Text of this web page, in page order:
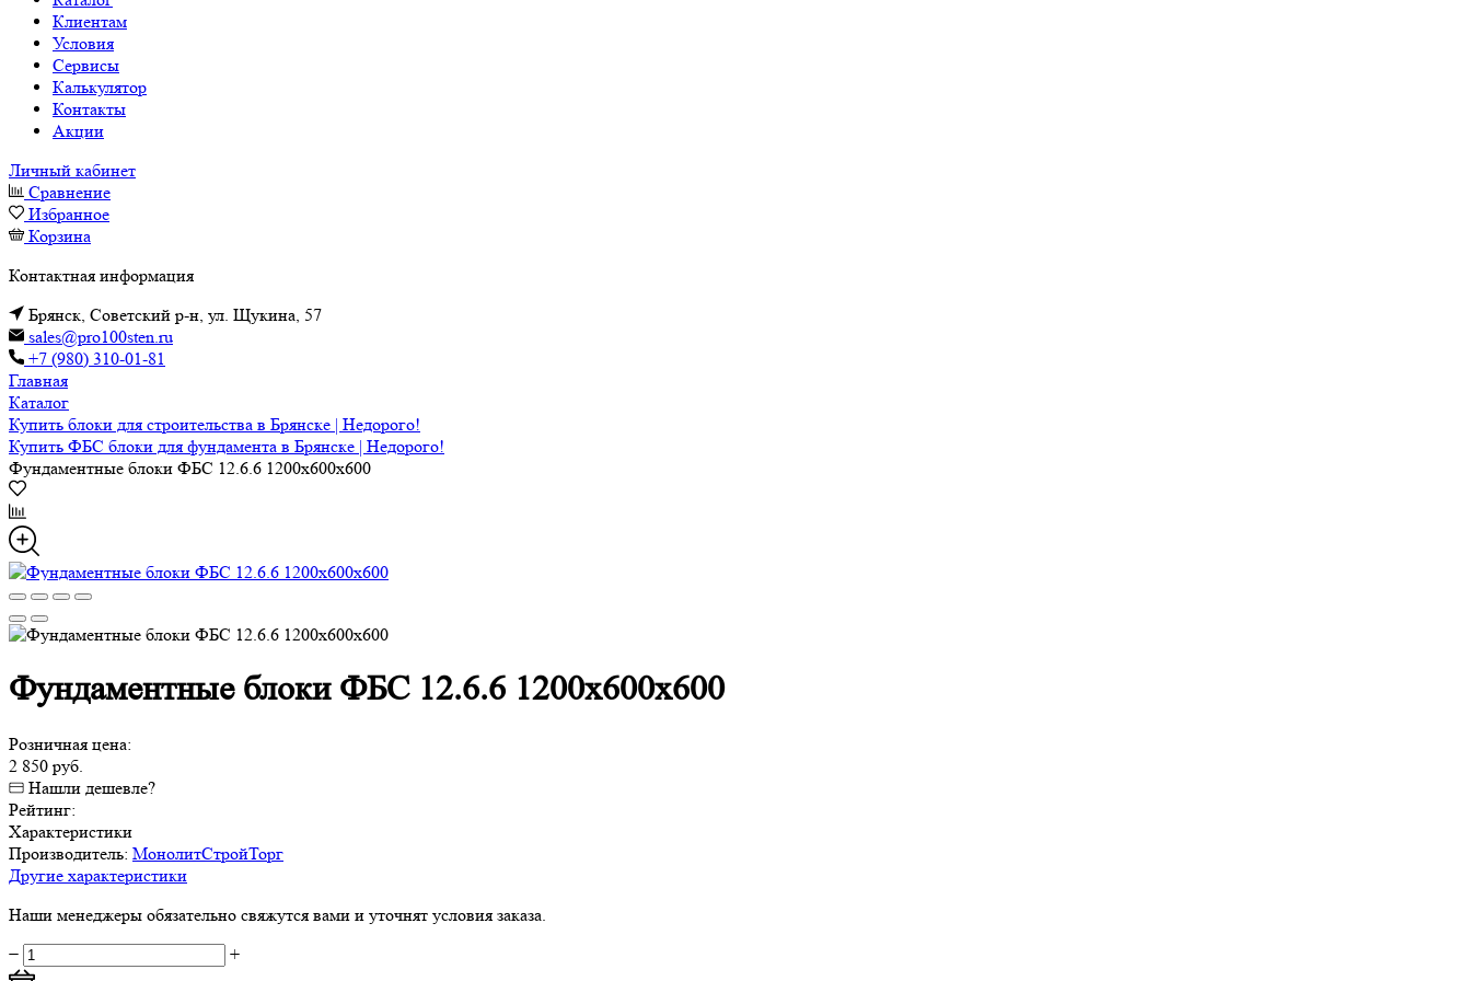
Клиентам
Условия
Сервисы
Калькулятор
Контакты
Акции
Личный кабинет
Сравнение
Избранное
Корзина
Контактная информация
Брянск, Советский р-н, ул. Щукина, 57
sales@pro100sten.ru
+7 (980) 310-01-81
Главная
Каталог
Купить блоки для строительства в Брянске | Недорого!
Купить ФБС блоки для фундамента в Брянске | Недорого!
Фундаментные блоки ФБС 12.6.6 1200х600х600
Фундаментные блоки ФБС 12.6.6 1200х600х600
Розничная цена:
2 850 руб.
Нашли дешевле?
Рейтинг:
Характеристики
Производитель: МонолитСтройТорг
Другие характеристики
Наши менеджеры обязательно свяжутся вами и уточнят условия заказа.
−
+